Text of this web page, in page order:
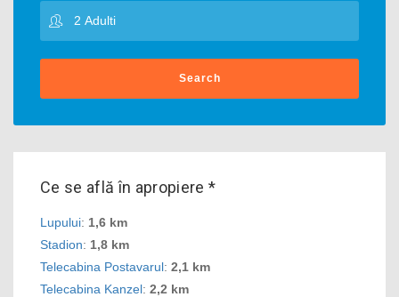
Search
Ce se află în apropiere *
Lupului: 1,6 km
Stadion: 1,8 km
Telecabina Postavarul: 2,1 km
Telecabina Kanzel: 2,2 km